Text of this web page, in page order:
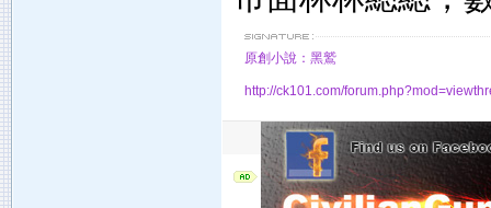
原創小說：黑鷲
http://ck101.com/